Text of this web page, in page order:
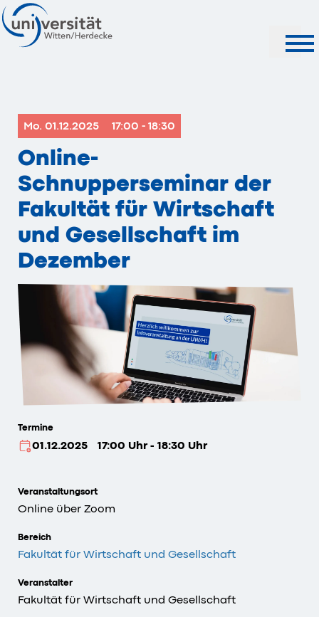
Mo. 01.12.2025 17:00 - 18:30
Online-
Schnupperseminar der
Fakultät für Wirtschaft
und Gesellschaft im
Dezember
Termine
01.12.2025 17:00 Uhr - 18:30 Uhr
Veranstaltungsort
Online über Zoom
Bereich
Fakultät für Wirtschaft und Gesellschaft
Veranstalter
Fakultät für Wirtschaft und Gesellschaft